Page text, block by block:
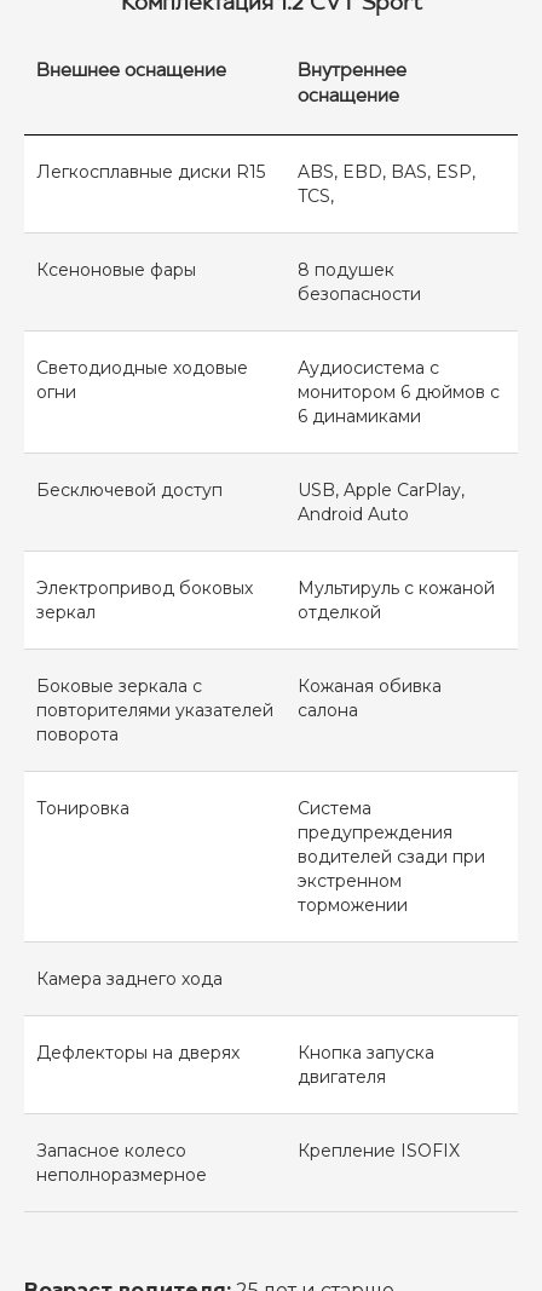
Комплектация 1.2 CVT Sport
Внешнее оснащение
Внутреннее
оснащение
Легкосплавные диски R15
ABS, EBD, BAS, ESP,
TCS,
Ксеноновые фары
8 подушек
безопасности
Светодиодные ходовые
огни
Аудиосистема с
монитором 6 дюймов с
6 динамиками
Бесключевой доступ
USB, Apple CarPlay,
Android Auto
Электропривод боковых
зеркал
Мультируль с кожаной
отделкой
Боковые зеркала с
повторителями указателей
поворота
Кожаная обивка
салона
Тонировка
Система
предупреждения
водителей сзади при
экстренном
торможении
Камера заднего хода
Дефлекторы на дверях
Кнопка запуска
двигателя
Запасное колесо
неполноразмерное
Крепление ISOFIX
Калькулятор